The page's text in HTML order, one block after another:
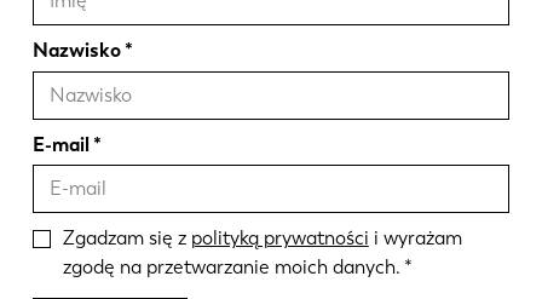
Nazwisko
E-mail
Zgadzam się z polityką prywatności i wyrażam
zgodę na przetwarzanie moich danych.